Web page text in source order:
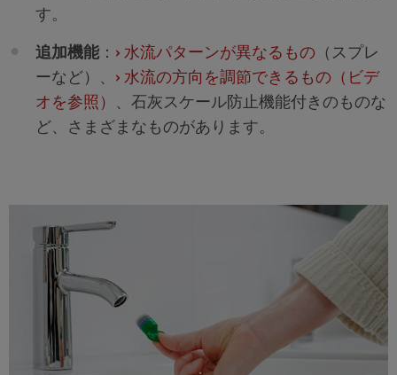
す。
追加機能 ： › 水流パターンが異なるもの （スプレ
ーなど）、 › 水流の方向を調節できるもの（ビデ
オを参照） 、石灰スケール防止機能付きのものな
ど、さまざまなものがあります。